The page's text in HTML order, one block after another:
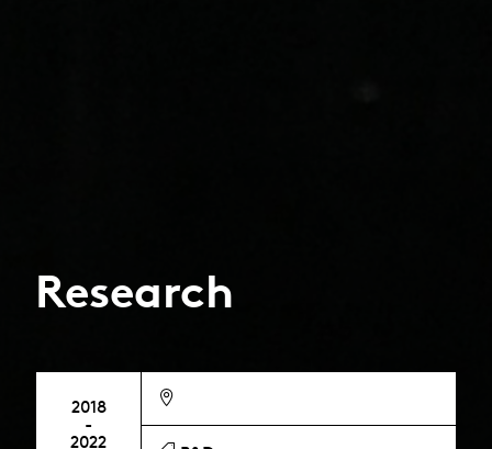
Research
2018
-
2022